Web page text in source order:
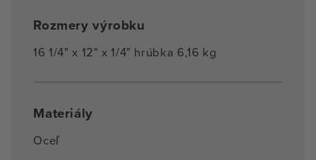
Rozmery výrobku
16 1/4" x 12" x 1/4" hrúbka 6,16 kg
Materiály
Oceľ